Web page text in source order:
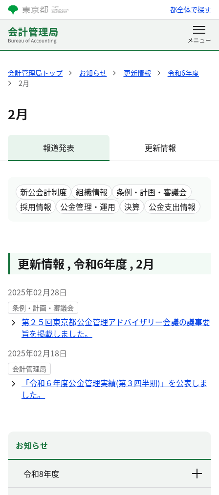
都全体で探す
会計管理局トップ お知らせ 更新情報
令和6年度
2月
2月
報道発表 更新情報
新公会計制度 組織情報
条例・計画・審議会
採用情報
公金管理・運用 決算 公金支出情報
更新情報 ,令和6年度 , 2月
2025年02月28日
条例・計画・審議会
第２５回東京都公金管理アドバイザリー会議の議事要
旨を掲載しました。
2025年02月18日
会計管理局
「令和６年度公金管理実績(第３四半期)」を公表しま
した。
お知らせ
令和8年度